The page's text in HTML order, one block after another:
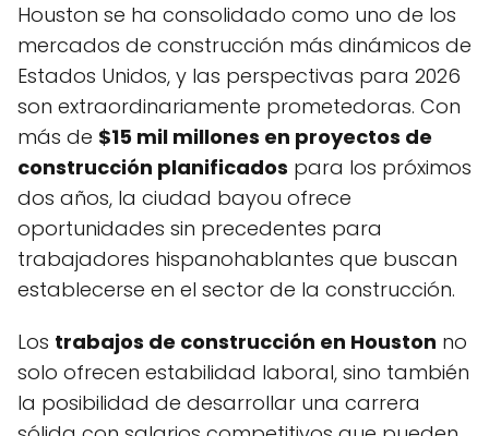
Houston se ha consolidado como uno de los
mercados de construcción más dinámicos de
Estados Unidos, y las perspectivas para 2026
son extraordinariamente prometedoras. Con
más de $15 mil millones en proyectos de
construcción planificados para los próximos
dos años, la ciudad bayou ofrece
oportunidades sin precedentes para
trabajadores hispanohablantes que buscan
establecerse en el sector de la construcción.
Los trabajos de construcción en Houston no
solo ofrecen estabilidad laboral, sino también
la posibilidad de desarrollar una carrera